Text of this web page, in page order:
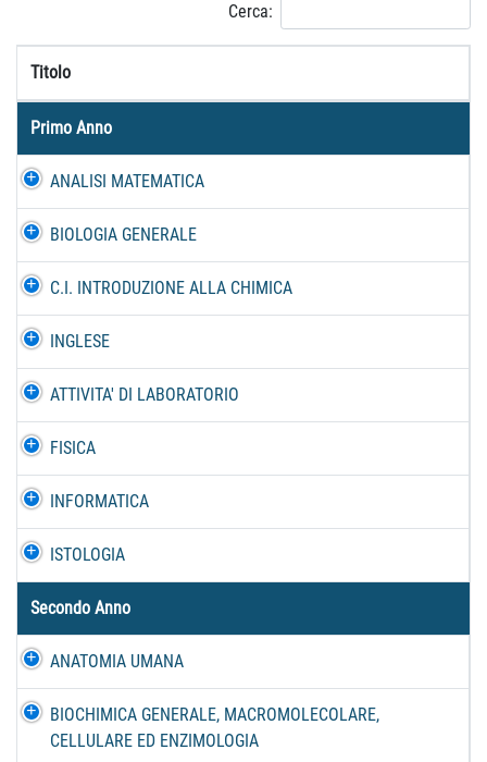
Cerca:
Titolo
Primo Anno
ANALISI MATEMATICA
BIOLOGIA GENERALE
C.I. INTRODUZIONE ALLA CHIMICA
INGLESE
ATTIVITA' DI LABORATORIO
FISICA
INFORMATICA
ISTOLOGIA
Secondo Anno
ANATOMIA UMANA
BIOCHIMICA GENERALE, MACROMOLECOLARE,
CELLULARE ED ENZIMOLOGIA